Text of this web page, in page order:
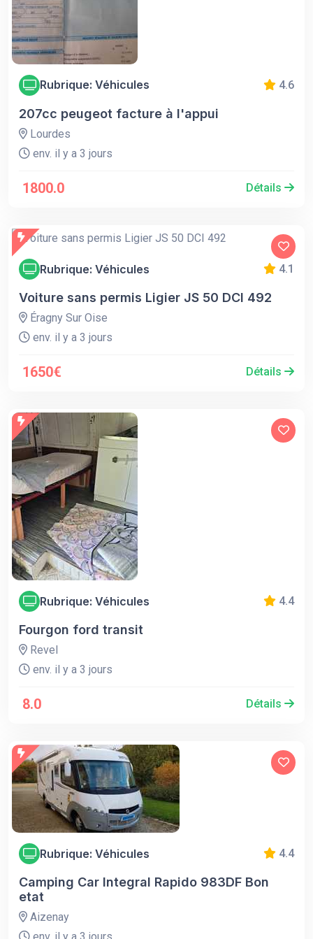
Rubrique: Véhicules 4.6
207cc peugeot facture à l'appui
Lourdes
env. il y a 3 jours
1800.0 Détails
Rubrique: Véhicules 4.1
Voiture sans permis Ligier JS 50 DCI 492
Éragny Sur Oise
env. il y a 3 jours
1650€ Détails
Rubrique: Véhicules 4.4
Fourgon ford transit
Revel
env. il y a 3 jours
8.0 Détails
Rubrique: Véhicules 4.4
Camping Car Integral Rapido 983DF Bon
etat
Aizenay